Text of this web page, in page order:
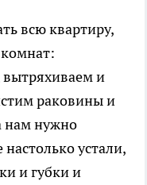
всю квартиру,
и
раковины и
нам нужно
устали,
и губки и